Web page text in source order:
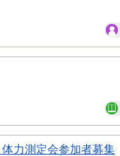
力測定会参加者募集